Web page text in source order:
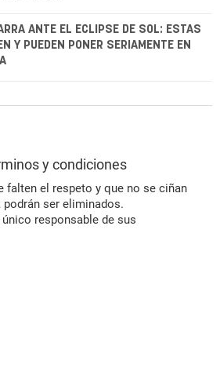
ANTE EL ECLIPSE DE SOL: ESTAS
Y PUEDEN PONER SERIAMENTE EN
y condiciones
falten el respeto y que no se ciñan
ser eliminados.
responsable de sus